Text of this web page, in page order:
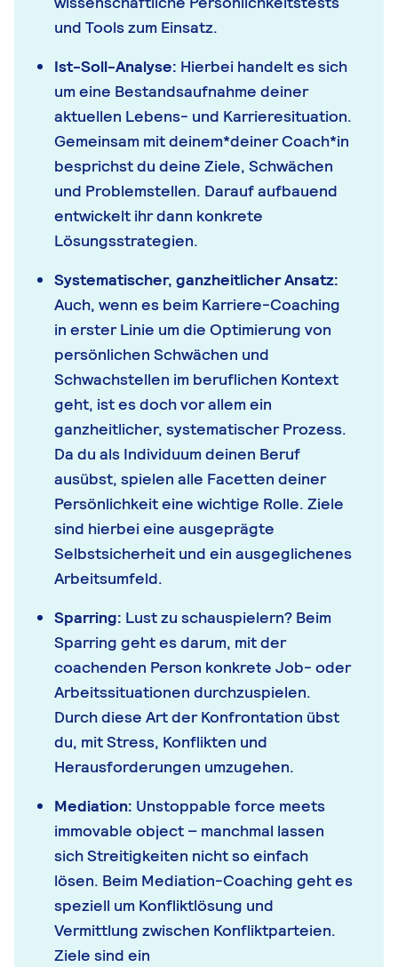
und Tools zum Einsatz.
Ist-Soll-Analyse: Hierbei handelt es sich
um eine Bestandsaufnahme deiner
aktuellen Lebens- und Karrieresituation.
Gemeinsam mit deinem*deiner Coach*in
besprichst du deine Ziele, Schwächen
und Problemstellen. Darauf aufbauend
entwickelt ihr dann konkrete
Lösungsstrategien.
Systematischer, ganzheitlicher Ansatz:
Auch, wenn es beim Karriere-Coaching
in erster Linie um die Optimierung von
persönlichen Schwächen und
Schwachstellen im beruflichen Kontext
geht, ist es doch vor allem ein
ganzheitlicher, systematischer Prozess.
Da du als Individuum deinen Beruf
ausübst, spielen alle Facetten deiner
Persönlichkeit eine wichtige Rolle. Ziele
sind hierbei eine ausgeprägte
Selbstsicherheit und ein ausgeglichenes
Arbeitsumfeld.
Sparring: Lust zu schauspielern? Beim
Sparring geht es darum, mit der
coachenden Person konkrete Job- oder
Arbeitssituationen durchzuspielen.
Durch diese Art der Konfrontation übst
du, mit Stress, Konflikten und
Herausforderungen umzugehen.
Mediation: Unstoppable force meets
immovable object – manchmal lassen
sich Streitigkeiten nicht so einfach
lösen. Beim Mediation-Coaching geht es
speziell um Konfliktlösung und
Vermittlung zwischen Konfliktparteien.
Ziele sind ein